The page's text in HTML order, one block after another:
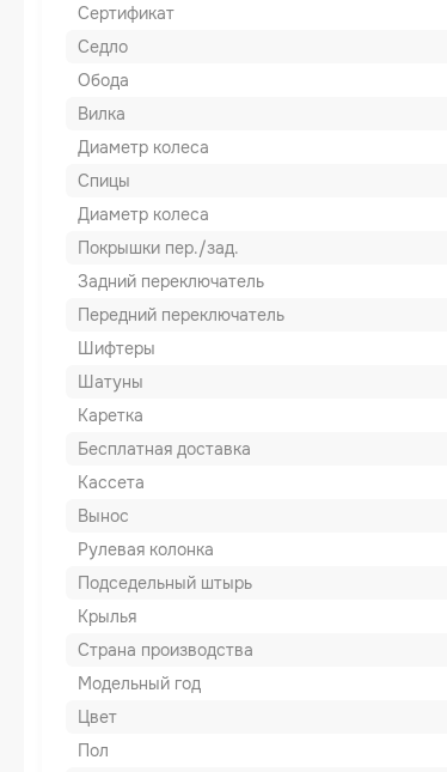
Сертификат
Седло
Обода
Вилка
Диаметр колеса
Спицы
Диаметр колеса
Покрышки пер./зад.
Задний переключатель
Передний переключатель
Шифтеры
Шатуны
Каретка
Бесплатная доставка
Кассета
Вынос
Рулевая колонка
Подседельный штырь
Крылья
Страна производства
Модельный год
Цвет
Пол